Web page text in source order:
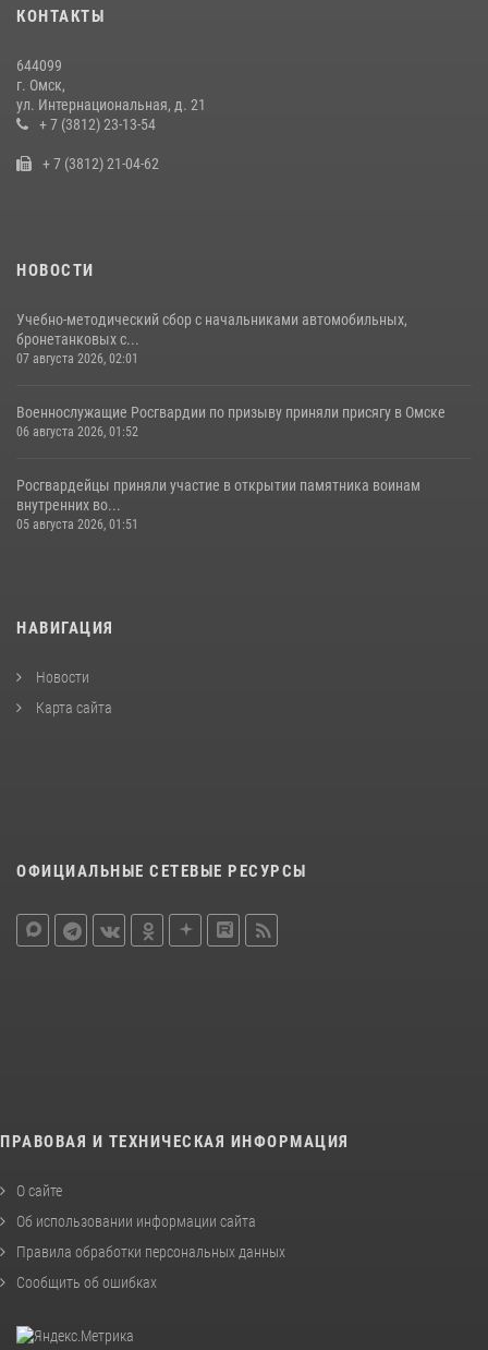
пилотирования БПЛА в Омске
Росгвардия подвела итоги добровольной сдачи оружия в Омской
области
КОНТАКТЫ
644099
г. Омск,
ул. Интернациональная, д. 21
+ 7 (3812) 23-13-54
+ 7 (3812) 21-04-62
НОВОСТИ
Учебно-методический сбор с начальниками автомобильных,
бронетанковых с...
07 августа 2026, 02:01
Военнослужащие Росгвардии по призыву приняли присягу в Омске
06 августа 2026, 01:52
Росгвардейцы приняли участие в открытии памятника воинам
внутренних во...
05 августа 2026, 01:51
НАВИГАЦИЯ
Новости
Карта сайта
ОФИЦИАЛЬНЫЕ СЕТЕВЫЕ РЕСУРСЫ
ПРАВОВАЯ И ТЕХНИЧЕСКАЯ ИНФОРМАЦИЯ
О сайте
Об использовании информации сайта
Правила обработки персональных данных
Сообщить об ошибках